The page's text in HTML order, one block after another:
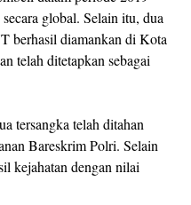
global. Selain itu, dua
berhasil diamankan di Kota
telah ditetapkan sebagai
tersangka telah ditahan
Bareskrim Polri. Selain
kejahatan dengan nilai